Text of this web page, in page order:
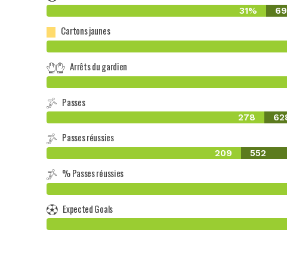
31%
Cartons jaunes
Arrêts du gardien
Passes
278
Passes réussies
209 552
% Passes réussies
Expected Goals